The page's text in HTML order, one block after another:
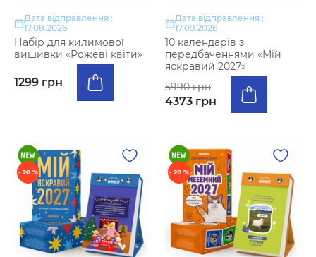
Дата відправлення :
17.08.2026
Набір для килимової
вишивки «Рожеві квіти»
1299 грн
Дата відправлення :
17.09.2026
10 календарів з
передбаченнями «Мій
яскравий 2027»
5990 грн
4373 грн
- 20 % - 20 %